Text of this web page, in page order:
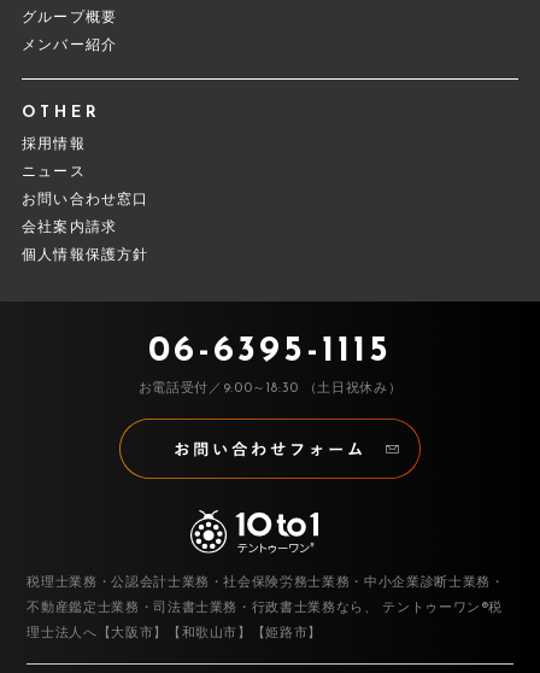
グループ概要
メンバー紹介
OTHER
採用情報
ニュース
お問い合わせ窓口
会社案内請求
個人情報保護方針
06-6395-1115
お電話受付／9:00～18:30 （土日祝休み）
税理士業務・公認会計士業務・社会保険労務士業務・中小企業診断士業務・
不動産鑑定士業務・司法書士業務・行政書士業務なら、
テントゥーワン®税
理士法人へ【大阪市】【和歌山市】【姫路市】